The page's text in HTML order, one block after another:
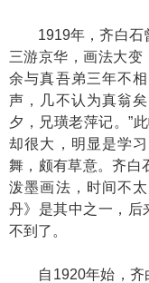
1919年，齐白石曾
三游京华，画法大变
余与真吾弟三年不
声，几不认为真翁
夕，兄璜老萍记。”
却很大，明显是学
舞，颇有草意。齐白
泼墨画法，时间不
丹》是其中之一，后
不到了。
自1920年始，齐